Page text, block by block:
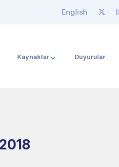
English
Kaynaklar Duyurular